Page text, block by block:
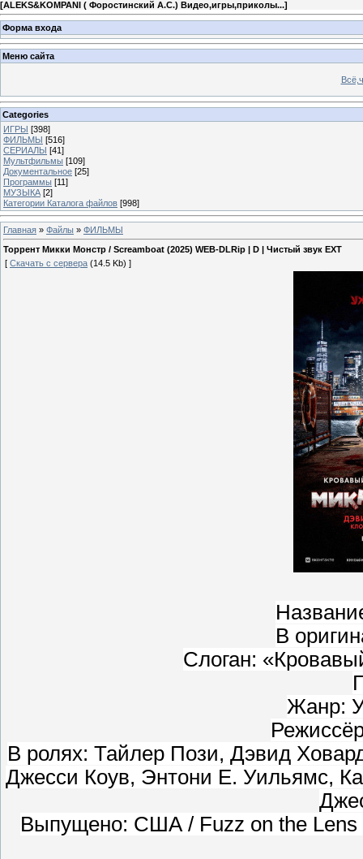
[ALEKS&KOMPANI ( Форостинский А.С.) Видео,игры,приколы...]
Форма входа
Меню сайта
Categories
ИГРЫ [398]
ФИЛЬМЫ [516]
СЕРИАЛЫ [41]
Мультфильмы [109]
Документальное [25]
Программы [11]
МУЗЫКА [2]
Категории Каталога файлов [998]
Главная » Файлы » ФИЛЬМЫ
Торрент Микки Монстр / Screamboat (2025) WEB-DLRip | D | Чистый звук EXT
[ Скачать с сервера (14.5 Kb) ]
В
Слоган:
Жанр:
В ролях: Тайлер Пози, Дэвид
Джесси Коув, Энтони Е. Уильямс,
Выпущено: США / Fuzz on the Lens